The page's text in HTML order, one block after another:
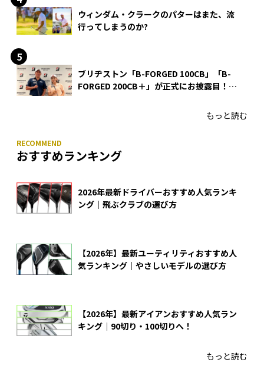
ウィンダム・クラークのパターはまた、流
行ってしまうのか?
ブリヂストン「B-FORGED 100CB」「B-
FORGED 200CB＋」が正式にお披露目！
もっと読む
おすすめランキング
2026年最新ドライバーおすすめ人気ランキ
ング｜飛ぶクラブの選び方
【2026年】最新ユーティリティおすすめ人
気ランキング｜やさしいモデルの選び方
【2026年】最新アイアンおすすめ人気ラン
キング｜90切り・100切りへ！
もっと読む